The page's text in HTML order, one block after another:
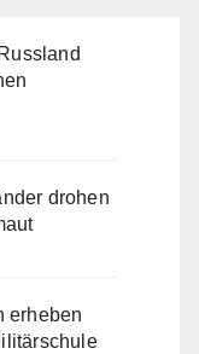
drohen
erheben